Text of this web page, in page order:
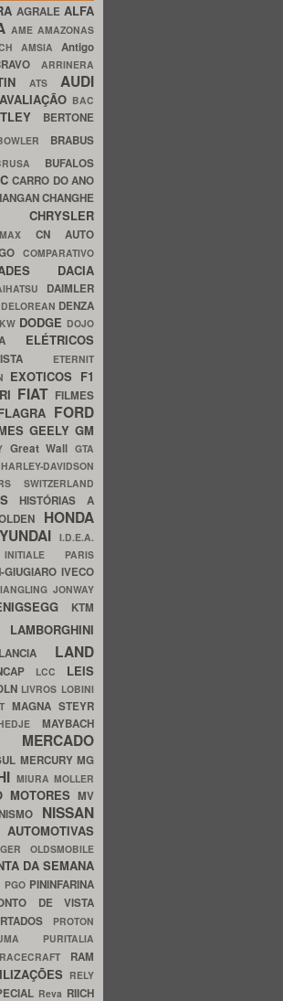
AGRALE ALFA
AME AMAZONAS
AMSIA Antigo
ARRINERA
ATS AUDI
AVALIAÇÃO BAC
BERTONE
BRABUS
BUFALOS
CARRO DO ANO
CHANGHE
CHRYSLER
CN AUTO
COMPARATIVO
DACIA
DAIMLER
DELOREAN DENZA
DODGE DOJO
ELÉTRICOS
ETERNIT
EXOTICOS F1
FIAT FILMES
FORD
GEELYGM
Great WallGTA
HARLEY-DAVIDSON
SWITZERLAND
HISTÓRIAS A
HONDA
I.D.E.A.
INITIALE PARIS
GIUGIAROIVECO
JONWAY
KTM
LAMBORGHINI
LANCIA LAND
LCC LEIS
LIVROS LOBINI
MAGNA STEYR
MAYBACH
MERCADO
MERCURYMG
MIURA MOLLER
MOTORES MV
NISSAN
AUTOMOTIVAS
OLDSMOBILE
DA SEMANA
PGO PININFARINA
DE VISTA
PROTON
PURITALIA
RACECRAFT RAM
RELY
Reva RIICH